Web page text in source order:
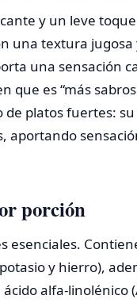
y un leve
una textura
una sensación
que es “más
platos fuertes:
porción
y hierro),
alfa-linolénico